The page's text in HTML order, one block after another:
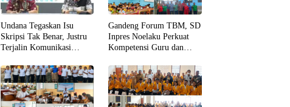
Undana Tegaskan Isu
Skripsi Tak Benar, Justru
Terjalin Komunikasi
Penguji
Gandeng Forum TBM, SD
Inpres Noelaku Perkuat
Kompetensi Guru dan
Numerasi, dan Digital